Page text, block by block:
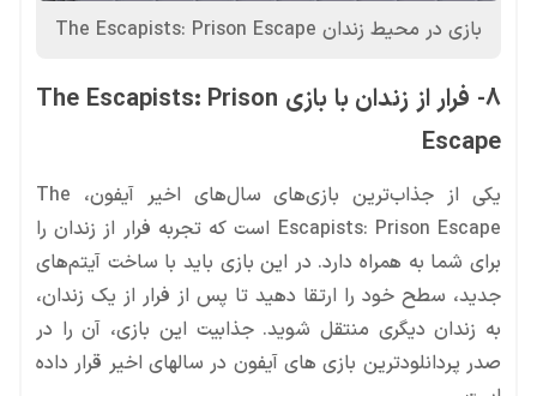
بازی در محیط زندان The Escapists: Prison Escape
8- فرار از زندان با بازی The Escapists: Prison
Escape
یکی از جذاب‌ترین بازی‌های سال‌های اخیر آیفون، The
Escapists: Prison Escape است که تجربه فرار از زندان را
برای شما به همراه دارد. در این بازی باید با ساخت آیتم‌های
جدید، سطح خود را ارتقا دهید تا پس از فرار از یک زندان،
به زندان دیگری منتقل شوید. جذابیت این بازی، آن را در
صدر پردانلودترین بازی های آیفون در سالهای اخیر قرار داده